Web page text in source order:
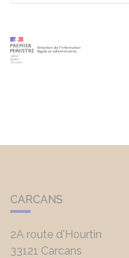
CARCANS
2A route d'Hourtin
33121 Carcans